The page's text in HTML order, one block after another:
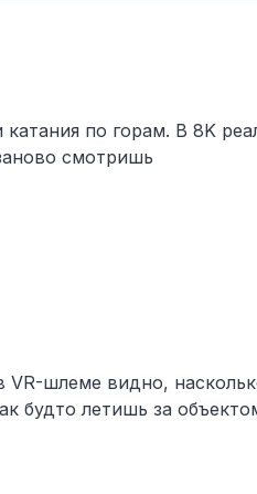
по горам. В 8K
смотришь
VR-шлеме видно,
будто летишь за